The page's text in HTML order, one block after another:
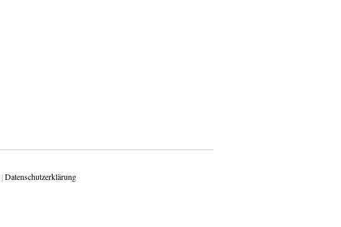
|Datenschutzerklärung